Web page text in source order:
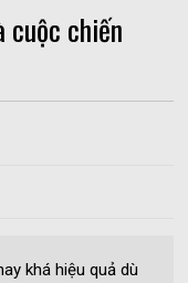
cuộc chiến
khá hiệu quả dù